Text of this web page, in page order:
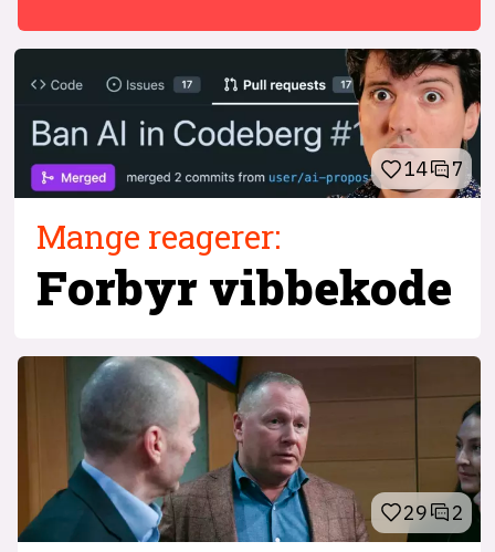
14 7
Mange reagerer:
Forbyr vibbekode
29 2